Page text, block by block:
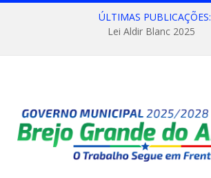
ÚLTIMAS PUBLICAÇÕES:
Lei Aldir Blanc 2025